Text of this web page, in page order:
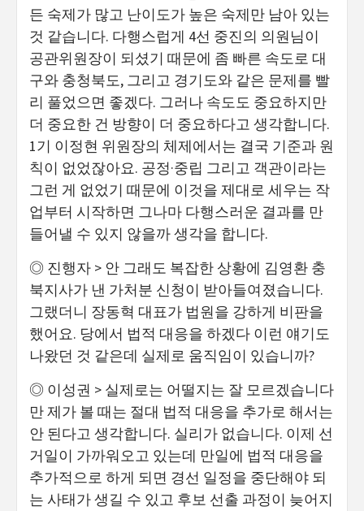
든 숙제가 많고 난이도가 높은 숙제만 남아 있는
것 같습니다. 다행스럽게 4선 중진의 의원님이
공관위원장이 되셨기 때문에 좀 빠른 속도로 대
구와 충청북도, 그리고 경기도와 같은 문제를 빨
리 풀었으면 좋겠다. 그러나 속도도 중요하지만
더 중요한 건 방향이 더 중요하다고 생각합니다.
1기 이정현 위원장의 체제에서는 결국 기준과 원
칙이 없었잖아요. 공정·중립 그리고 객관이라는
그런 게 없었기 때문에 이것을 제대로 세우는 작
업부터 시작하면 그나마 다행스러운 결과를 만
들어낼 수 있지 않을까 생각을 합니다.
◎ 진행자 > 안 그래도 복잡한 상황에 김영환 충
북지사가 낸 가처분 신청이 받아들여졌습니다.
그랬더니 장동혁 대표가 법원을 강하게 비판을
했어요. 당에서 법적 대응을 하겠다 이런 얘기도
나왔던 것 같은데 실제로 움직임이 있습니까?
◎ 이성권 > 실제로는 어떨지는 잘 모르겠습니다
만 제가 볼 때는 절대 법적 대응을 추가로 해서는
안 된다고 생각합니다. 실리가 없습니다. 이제 선
거일이 가까워오고 있는데 만일에 법적 대응을
추가적으로 하게 되면 경선 일정을 중단해야 되
는 사태가 생길 수 있고 후보 선출 과정이 늦어지